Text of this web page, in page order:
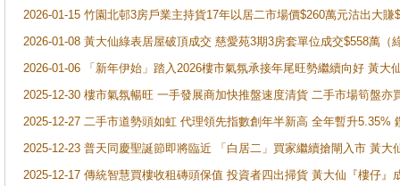
2026-01-15 竹園北邨3房戶業主持貨17年以居二市場價$260萬元沽出大賺
2026-01-08 黃大仙綠表居屋破頂成交 慈愛苑3期3房套單位成交$558萬（
2026-01-06 「新年伊始」踏入2026樓市氣氛承接年尾旺勢繼續向好 黃
2025-12-30 樓市氣氛暢旺 一手發展商加快推盤速度清貨 二手市場筍盤
2025-12-27 二手市道勢頭如虹 代理領先指數創年半新高 全年暫升5.35%
2025-12-23 普天同慶聖誕節即將臨近 「白居二」買家繼續搶閘入市 黃
2025-12-17 傳統智慧買樓收租磚頭保值 投資者四出掃貨 黃大仙『樓仔